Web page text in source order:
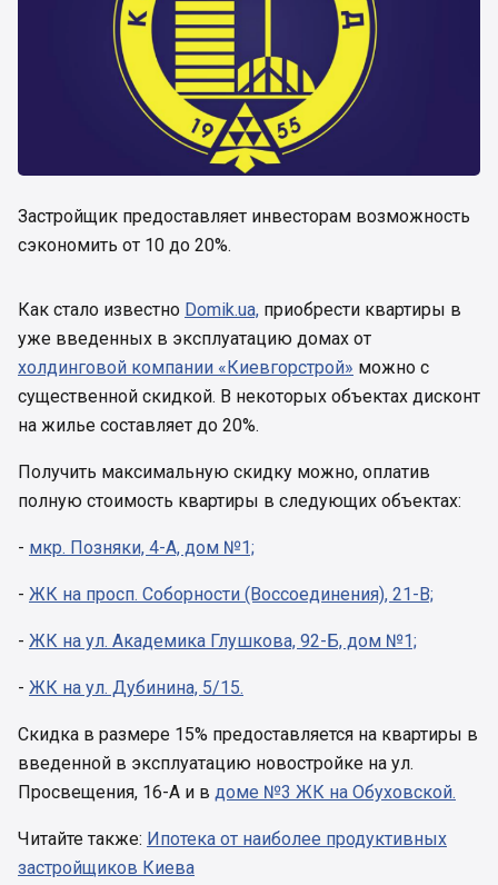
Застройщик предоставляет инвесторам возможность
сэкономить от 10 до 20%.
Как стало известно Domik.ua, приобрести квартиры в
уже введенных в эксплуатацию домах от
холдинговой компании «Киевгорстрой» можно с
существенной скидкой. В некоторых объектах дисконт
на жилье составляет до 20%.
Получить максимальную скидку можно, оплатив
полную стоимость квартиры в следующих объектах:
- мкр. Позняки, 4-А, дом №1;
- ЖК на просп. Соборности (Воссоединения), 21-В;
- ЖК на ул. Академика Глушкова, 92-Б, дом №1;
- ЖК на ул. Дубинина, 5/15.
Скидка в размере 15% предоставляется на квартиры в
введенной в эксплуатацию новостройке на ул.
Просвещения, 16-А и в доме №3 ЖК на Обуховской.
Читайте также: Ипотека от наиболее продуктивных
застройщиков Киева